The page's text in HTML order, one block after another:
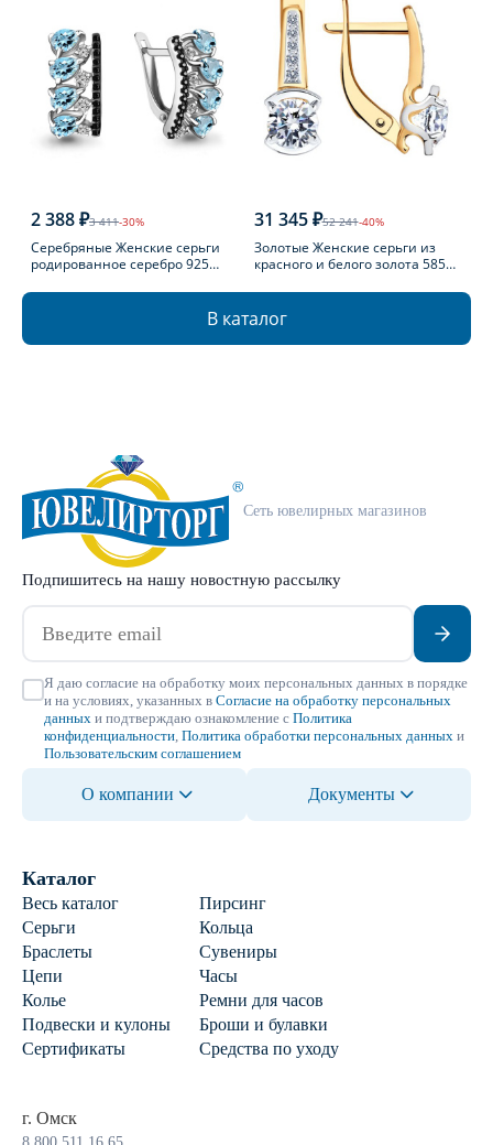
2 388 ₽3 411-30%
Серебряные Женские серьги
родированное серебро 925
31 345 ₽52 241-40%
Золотые Женские серьги из
красного и белого золота 585
В каталог
Сеть ювелирных магазинов
Подпишитесь на нашу новостную рассылку
Я даю согласие на обработку моих персональных данных в порядке
и на условиях, указанных в Согласие на обработку персональных
данных и подтверждаю ознакомление с Политика
конфиденциальности Политика обработки персональных данных и
Пользовательским соглашением
О компании Документы
Каталог
Весь каталог
Пирсинг
Серьги
Кольца
Браслеты
Сувениры
Цепи
Часы
Колье
Ремни для часов
Подвески и кулоны
Броши и булавки
Сертификаты
Средства по уходу
г. Омск
8 800 511 16 65